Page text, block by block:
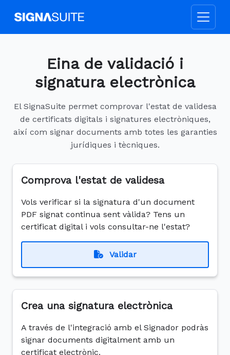
Eina de validació i
signatura electrònica
El SignaSuite permet comprovar l'estat de validesa
de certificats digitals i signatures electròniques,
així com signar documents amb totes les garanties
jurídiques i tècniques.
Comprova l'estat de validesa
Vols verificar si la signatura d'un document
PDF signat continua sent vàlida? Tens un
certificat digital i vols consultar-ne l'estat?
Validar
Crea una signatura electrònica
A través de l'integració amb el Signador podràs
signar documents digitalment amb un
certificat electrònic.